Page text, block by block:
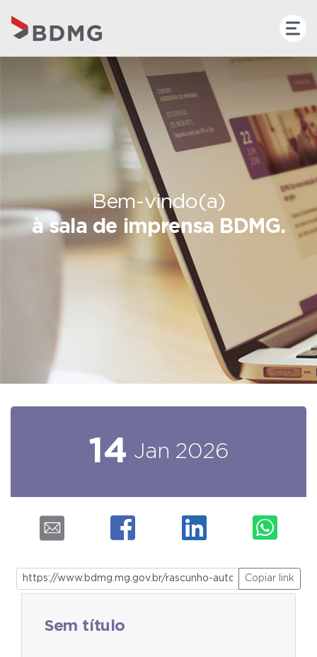
Bem-vindo(a)
à sala de imprensa BDMG.
14 Jan 2026
Copiar link
Sem título